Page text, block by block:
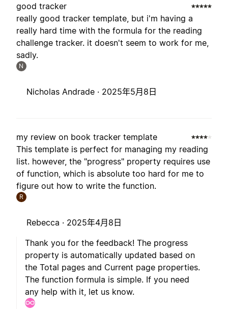
good tracker
really good tracker template, but i'm having a
really hard time with the formula for the reading
challenge tracker. it doesn't seem to work for me,
sadly.
N
Nicholas Andrade · 2025年5月8日
my review on book tracker template
This template is perfect for managing my reading
list. however, the "progress" property requires use
of function, which is absolute too hard for me to
figure out how to write the function.
R
Rebecca · 2025年4月8日
Thank you for the feedback! The progress
property is automatically updated based on
the Total pages and Current page properties.
The function formula is simple. If you need
any help with it, let us know.